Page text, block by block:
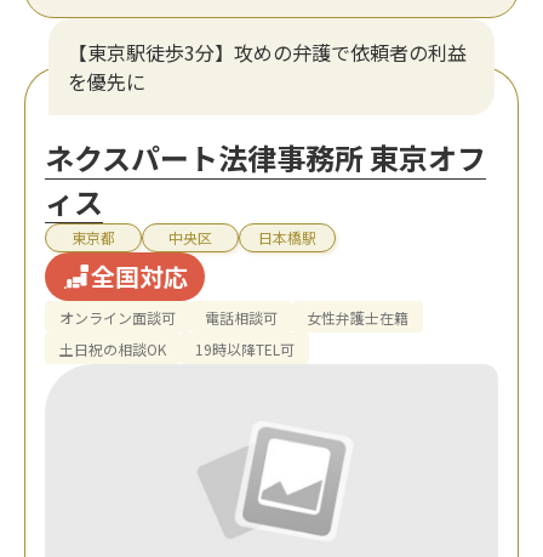
【東京駅徒歩3分】攻めの弁護で依頼者の利益
を優先に
ネクスパート法律事務所 東京オフ
ィス
東京都 中央区 日本橋駅
全国対応
オンライン面談可 電話相談可
女性弁護士在籍
土日祝の相談OK
19時以降TEL可